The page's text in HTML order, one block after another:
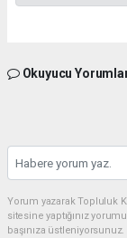
Okuyucu
Yorum yazarak Topluluk
sitesine yaptığınız
başınıza